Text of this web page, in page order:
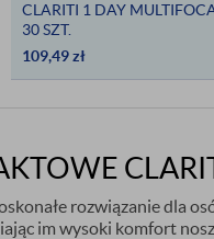
CLARITI 1 DAY
30 SZT.
109,49zł
rozwiązanie dla
im wysoki komfort